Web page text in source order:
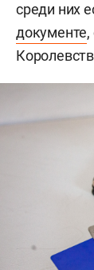
среди них
документе